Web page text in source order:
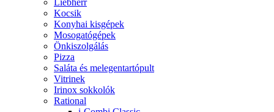
Liebherr
Kocsik
Konyhai kisgépek
Mosogatógépek
Önkiszolgálás
Pizza
Saláta és melegentartópult
Vitrinek
Irinox sokkolók
Rational